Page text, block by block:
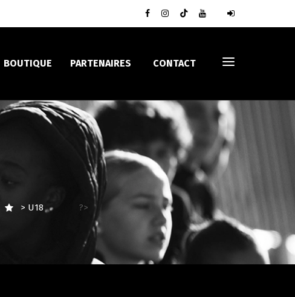
BOUTIQUE PARTENAIRES CONTACT
> U18 ?>